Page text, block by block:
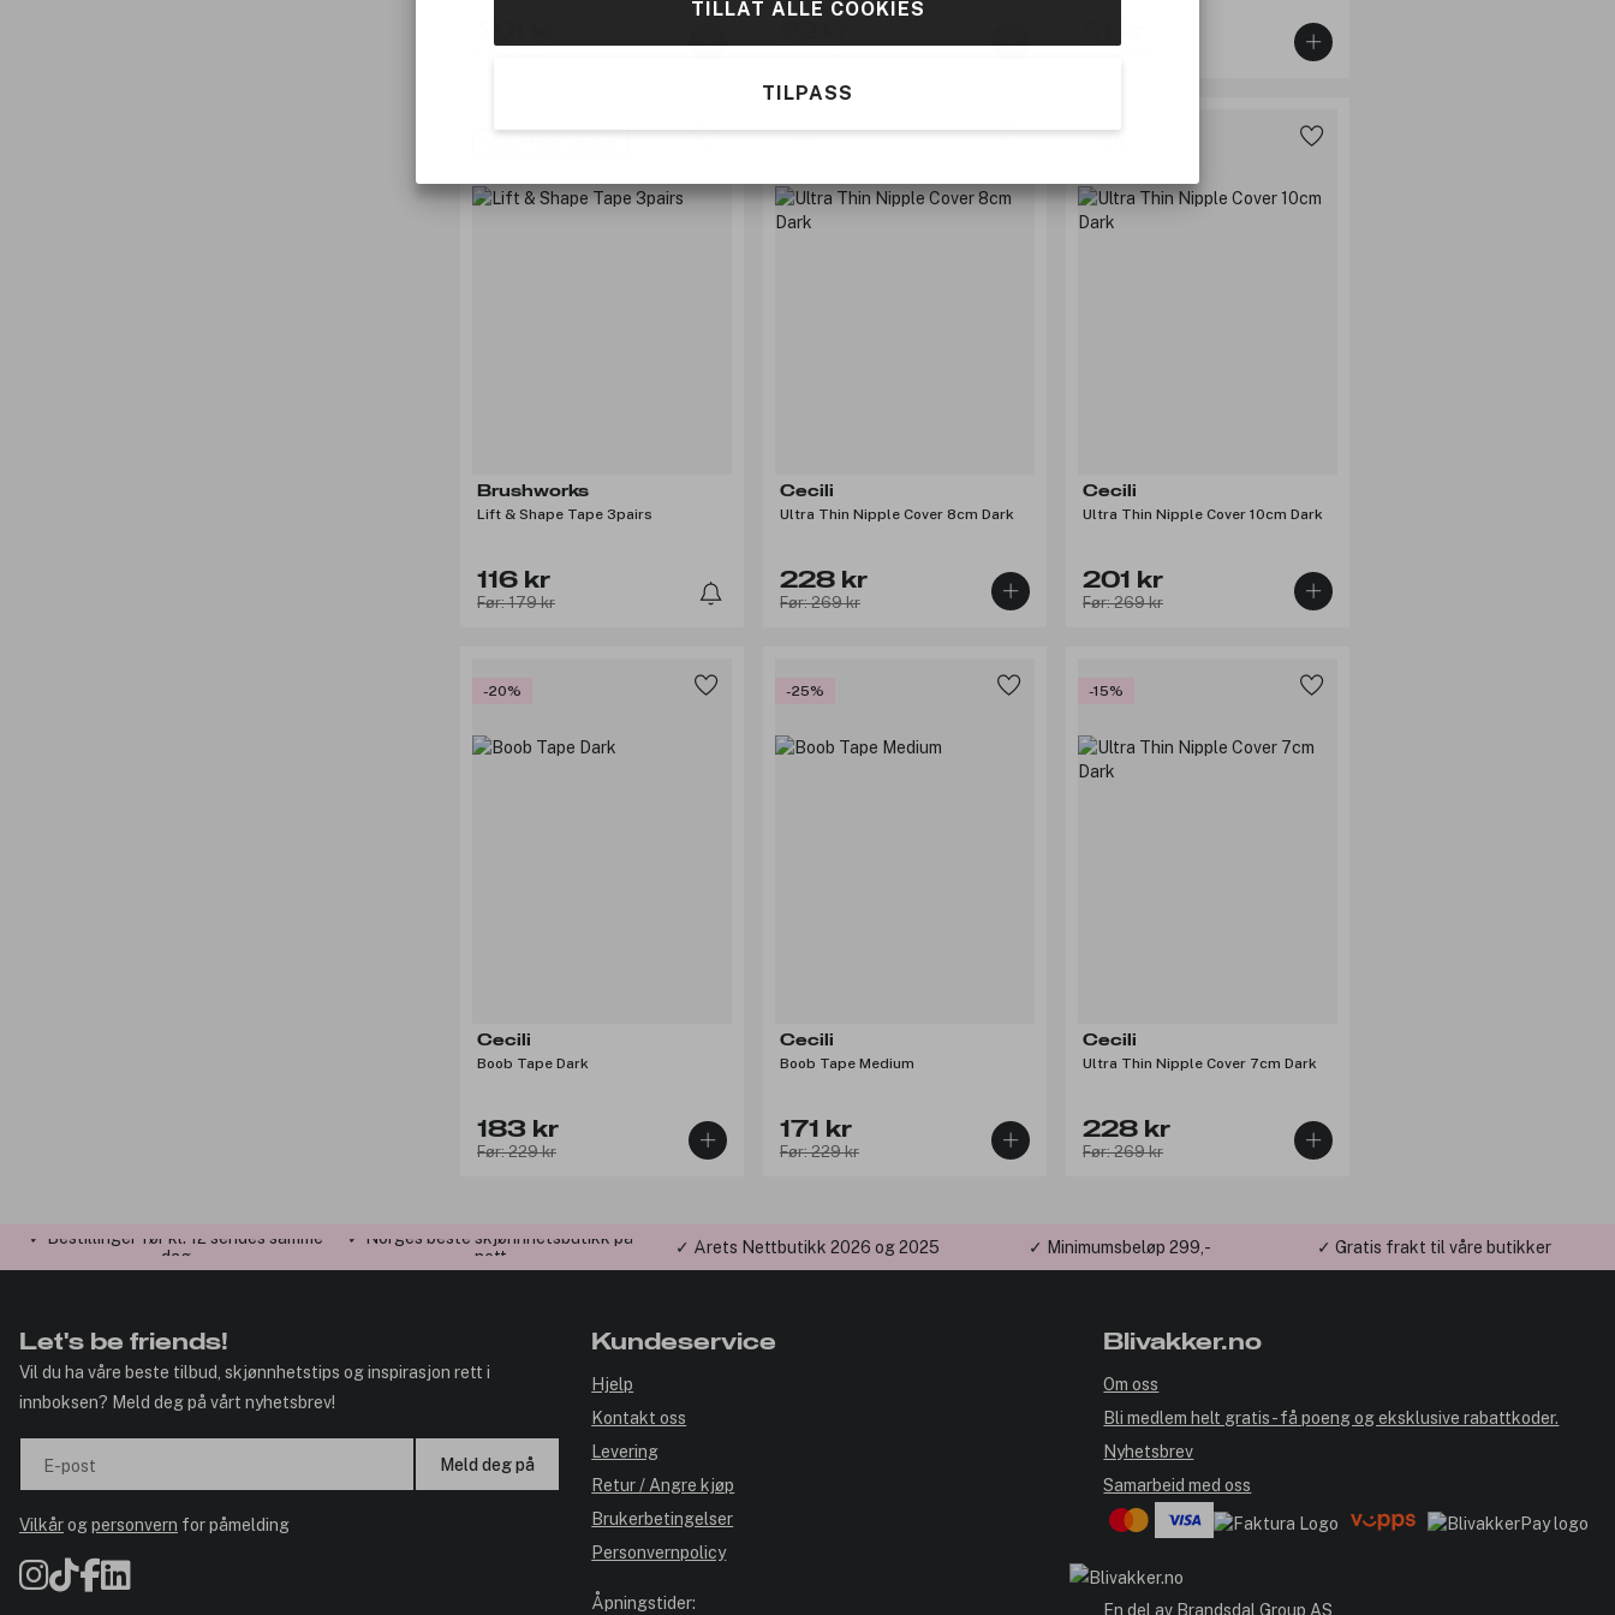
TILLAT ALLE COOKIES
TILPASS
Brushworks
Lift & Shape Tape 3pairs
116 kr
Før: 179 kr
Cecili
Ultra Thin Nipple Cover 8cm Dark
228 kr
Før: 269 kr
Cecili
Ultra Thin Nipple Cover 10cm Dark
201 kr
Før: 269 kr
-20%
Cecili
Boob Tape Dark
183 kr
Før: 229 kr
-25%
Cecili
Boob Tape Medium
171 kr
Før: 229 kr
-15%
Cecili
Ultra Thin Nipple Cover 7cm Dark
228 kr
Før: 269 kr
✓ Bestillinger før kl. 12 sendes samme
dag
✓ Norges beste skjønnhetsbutikk på
nett
✓ Årets Nettbutikk 2026 og 2025 ✓ Minimumsbeløp 299,- ✓ Gratis frakt til våre butikker
Let's be friends!
Vil du ha våre beste tilbud, skjønnhetstips og inspirasjon rett i
innboksen? Meld deg på vårt nyhetsbrev!
E-post Meld deg på
Vilkårogpersonvern for påmelding
Kundeservice
Hjelp
Kontakt oss
Levering
Retur / Angre kjøp
Brukerbetingelser
Personvernpolicy
Åpningstider:
Blivakker.no
Om oss
Bli medlem helt gratis - få poeng og eksklusive rabattkoder.
Nyhetsbrev
Samarbeid med oss
En del av Brandsdal Group AS